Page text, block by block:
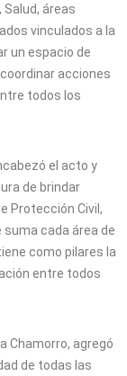
Salud, áreas
vinculados a la
un espacio de
acciones
todos los
el acto y
de brindar
Protección Civil,
cada área de
como pilares la
entre todos
Chamorro, agregó
de todas las